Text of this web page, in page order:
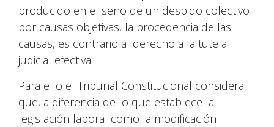
producido en el seno de un despido colectivo
por causas objetivas, la procedencia de las
causas, es contrario al derecho a la tutela
judicial efectiva.
Para ello el Tribunal Constitucional considera
que, a diferencia de lo que establece la
legislación laboral como la modificación